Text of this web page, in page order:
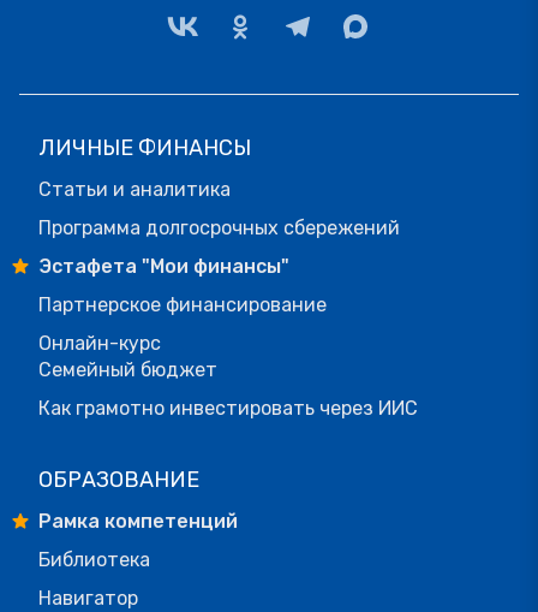
ЛИЧНЫЕ ФИНАНСЫ
Статьи и аналитика
Программа долгосрочных сбережений
Эстафета "Мои финансы"
Партнерское финансирование
Онлайн-курс
Семейный бюджет
Как грамотно инвестировать через ИИС
ОБРАЗОВАНИЕ
Рамка компетенций
Библиотека
Навигатор